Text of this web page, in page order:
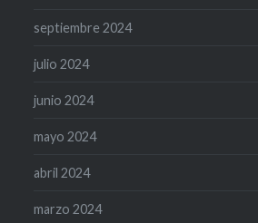
septiembre 2024
julio 2024
junio 2024
mayo 2024
abril 2024
marzo 2024